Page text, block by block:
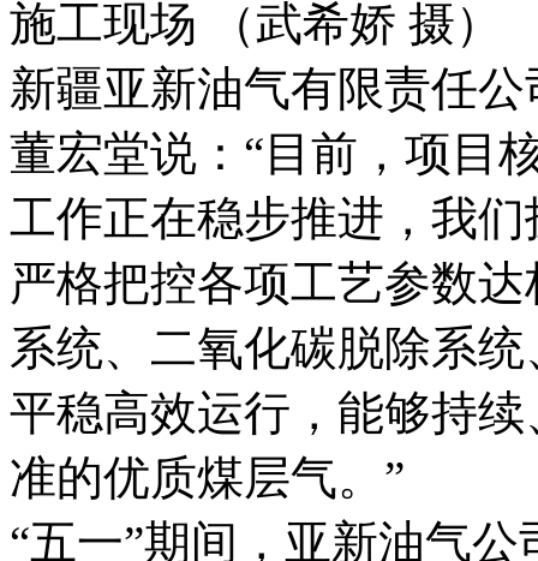
施工现场 （武希娇 摄）
新疆亚新油气有限责任
董宏堂说：“目前，项目